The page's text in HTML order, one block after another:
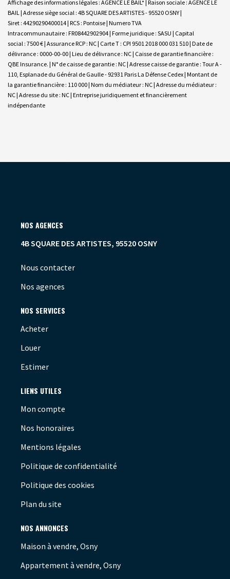
Affichage des informations légales : AGENCE LE BAIL* | Raison sociale : AGENCE LE
BAIL | Adresse siège social : 4B SQUARE DES ARTISTES - 95520 OSNY |
Siret : 44290290400014 | RCS : Pontoise | Numero TVA
Intracommunautaire : FR08442902904 | Forme juridique : SASU | Capital
social : 7500 € | Assurance RCP : NC | Carte T : CPI 9501 2018 000 031 510 | Date de
délivrance : 0000-00-00 | Lieu de délivrance : NC | Caisse de garantie financière :
QBE Insurance. | N° de caisse de garantie : NC | Adresse caisse de garantie : Tour A -
110, Esplanade du Général de Gaulle - 92931 Paris La Défense Cedex | Montant de
la garantie financière : 110 000 | Nom du médiateur : NC | Adresse du médiateur :
NC | Adresse du site : NC | Entreprise juridiquement et financièrement
indépendante
NOS AGENCES
4B SQUARE DES ARTISTES, 95520 OSNY
Nous contacter
Nos agences
NOS SERVICES
Acheter
Louer
Estimer
LIENS UTILES
Mon compte
Nos honoraires
Mentions légales
Politique de confidentialité
Politique des cookies
Plan du site
NOS ANNONCES
Maison à vendre, Osny
Appartement à vendre, Osny